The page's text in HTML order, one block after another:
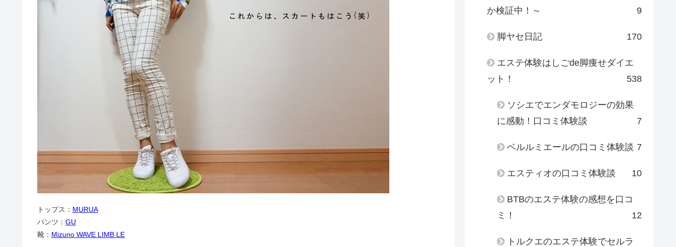
トップス： MURUA
パンツ： GU
靴： Mizuno WAVE LIMB LE
か検証中！～
9
脚ヤセ日記 170
エステ体験はしごde脚痩せダイエ
ット！
538
ソシエでエンダモロジーの効果
に感動！口コミ体験談
7
ベルルミエールの口コミ体験談 7
エスティオの口コミ体験談 10
BTBのエステ体験の感想を口コ
ミ！
12
トルクエのエステ体験でセルラ